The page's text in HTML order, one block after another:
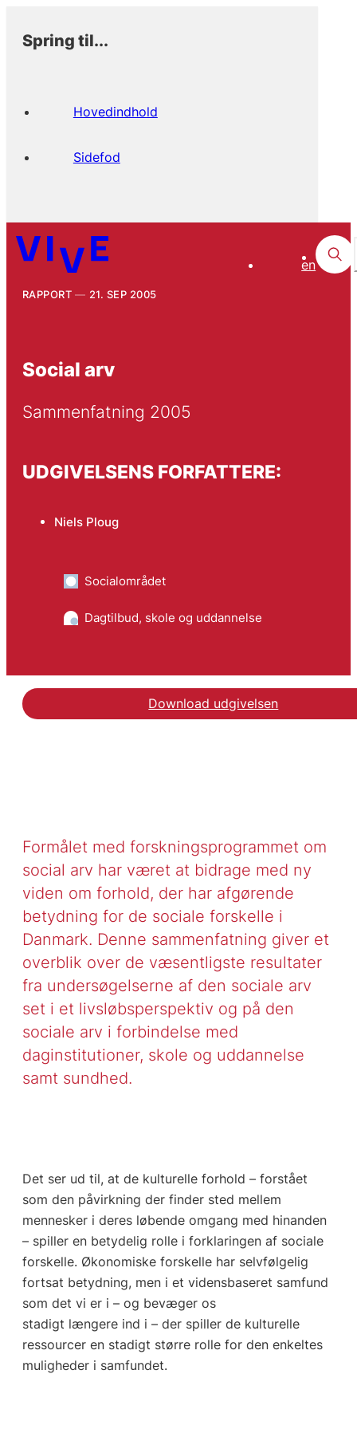
Spring til...
Hovedindhold
Sidefod
en
RAPPORT 21. SEP 2005
Social arv
Sammenfatning 2005
UDGIVELSENS FORFATTERE:
Niels Ploug
Socialområdet
Dagtilbud, skole og uddannelse
Download udgivelsen
Formålet med forskningsprogrammet om
social arv har været at bidrage med ny
viden om forhold, der har afgørende
betydning for de sociale forskelle i
Danmark. Denne sammenfatning giver et
overblik over de væsentligste resultater
fra undersøgelserne af den sociale arv
set i et livsløbsperspektiv og på den
sociale arv i forbindelse med
daginstitutioner, skole og uddannelse
samt sundhed.
Det ser ud til, at de kulturelle forhold – forstået
som den påvirkning der finder sted mellem
mennesker i deres løbende omgang med hinanden
– spiller en betydelig rolle i forklaringen af sociale
forskelle. Økonomiske forskelle har selvfølgelig
fortsat betydning, men i et vidensbaseret samfund
som det vi er i – og bevæger os
stadigt længere ind i – der spiller de kulturelle
ressourcer en stadigt større rolle for den enkeltes
muligheder i samfundet.